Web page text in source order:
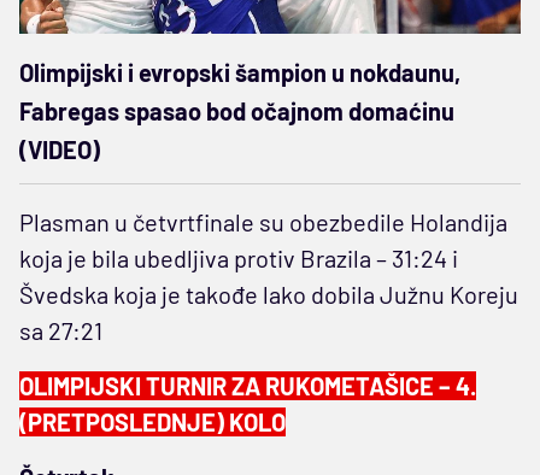
Olimpijski i evropski šampion u nokdaunu,
Fabregas spasao bod očajnom domaćinu
(VIDEO)
Plasman u četvrtfinale su obezbedile Holandija
koja je bila ubedljiva protiv Brazila – 31:24 i
Švedska koja je takođe lako dobila Južnu Koreju
sa 27:21
OLIMPIJSKI TURNIR ZA RUKOMETAŠICE – 4.
(PRETPOSLEDNJE) KOLO